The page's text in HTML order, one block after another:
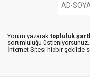
Yorum yazarak topluluk
sorumluluğu
İnternet Sitesi hiçbir şekilde